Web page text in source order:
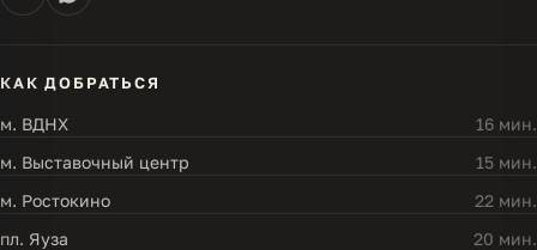
КАК ДОБРАТЬСЯ
м. ВДНХ
16 мин.
м. Выставочный центр
15 мин.
м. Ростокино
22 мин.
пл. Яуза
20 мин.